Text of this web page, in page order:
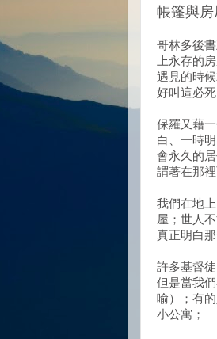
帳篷與
哥林多後
上永存的
遇見的時
好叫這必
保羅又藉
白、一時
會永久的
謂著在那裡
我們在地
屋；世人
真正明白
許多基督
但是當我
喻）；有
小公寓；